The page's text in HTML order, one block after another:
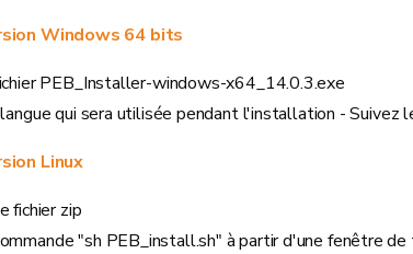
Windows 64 bits
PEB_Installer-windows-x64_14.0.3.exe
qui sera utilisée pendant l'installation -
Linux
fichier zip
"sh PEB_install.sh" à partir d'une fenêtre